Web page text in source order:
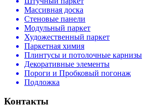
Массивная доска
Стеновые панели
Модульный паркет
Художественный паркет
Паркетная химия
Плинтусы и потолочные карнизы
Декоративные элементы
Пороги и Пробковый погонаж
Подложка
Контакты